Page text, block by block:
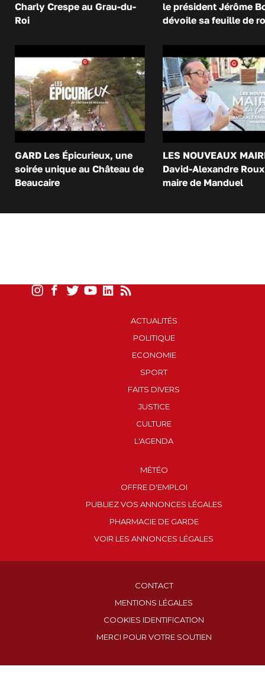
Charly Crespe au Grau-du-
Roi
le président Jérôme
dévoile sa feuille de
GARD Les Épicurieux, une
soirée unique au Château de
Beaucaire
LES NOUVEAUX
David-Alexandre
maire de Manduel
ACTUALITÉS
POLITIQUE
ECONOMIE
SPORT
FAITS DIVERS
JUSTICE
CULTURE
L'AGENDA
MÉTÉO
OFFRE D'EMPLOI
PUBLIEZ VOS ANNONCES LÉGALES
PHARMACIE DE GARDE
VOIR LES ANNONCES LÉGALES
CONTACT
MENTIONS LÉGALES
COOKIES IDENTIFICATION
MERCI POUR VOTRE SOUTIEN